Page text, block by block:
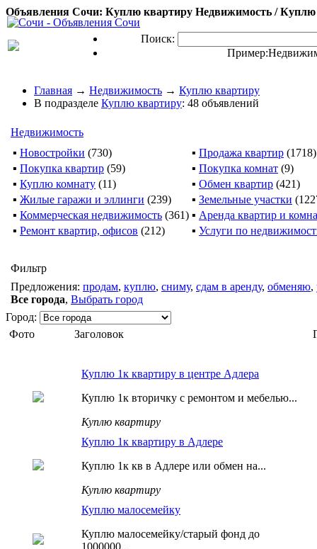
Объявления Сочи: Куплю квартиру Недвижимость / Куплю
Поиск:
Пример:
Главная → Недвижимость → Куплю квартиру
В подразделе Куплю квартиру: 48 объявлений
Недвижимость
▪ Новостройки (730) ▪ Продажа квартир (1718)
▪ Покупка квартир (59) ▪ Покупка комнат (9)
▪ Куплю комнату (11) ▪ Обмен квартир (421)
▪ Жилые гаражи и эллинги (239) ▪ Земельные участки
▪ Коммерческая недвижимость (361) ▪ Аренда квартир и
▪ Ремонт квартир, офисов (212) ▪ Услуги по
Фильтр
Предложения: продам, куплю, сниму, сдам в аренду, обменяю,
Все города, Выбрать город
Город:
Фото
Заголовок
Куплю 1к квартиру в центре Адлера
Куплю 1к вторичку с ремонтом и мебелью...
Куплю квартиру
Куплю 1к квартиру в Адлере
Куплю 1к кв в Адлере или обмен на...
Куплю квартиру
Куплю малосемейку
Куплю малосемейку/старый фонд до
1000000...